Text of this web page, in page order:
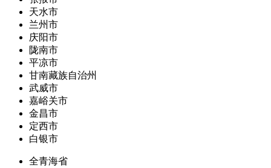
天水市
兰州市
庆阳市
陇南市
平凉市
甘南藏族自治州
武威市
嘉峪关市
金昌市
定西市
白银市
全青海省